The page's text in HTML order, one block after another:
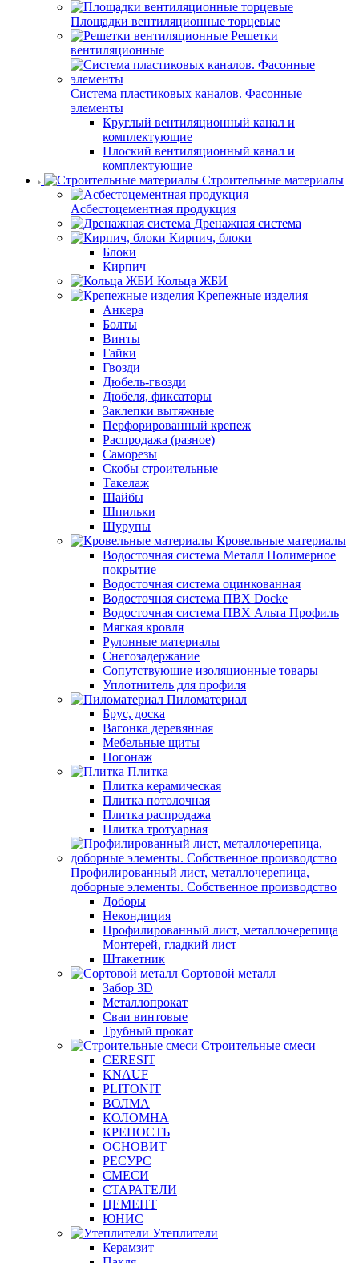
Площадки вентиляционные торцевые
Решетки
вентиляционные
Система пластиковых каналов. Фасонные
элементы
Круглый вентиляционный канал и
комплектующие
Плоский вентиляционный канал и
комплектующие
Строительные материалы
Асбестоцементная продукция
Дренажная система
Кирпич, блоки
Блоки
Кирпич
Кольца ЖБИ
Крепежные изделия
Анкера
Болты
Винты
Гайки
Гвозди
Дюбель-гвозди
Дюбеля, фиксаторы
Заклепки вытяжные
Перфорированный крепеж
Распродажа (разное)
Саморезы
Скобы строительные
Такелаж
Шайбы
Шпильки
Шурупы
Кровельные материалы
Водосточная система Металл Полимерное
покрытие
Водосточная система оцинкованная
Водосточная система ПВХ Docke
Водосточная система ПВХ Альта Профиль
Мягкая кровля
Рулонные материалы
Снегозадержание
Сопутствуюшие изоляционные товары
Уплотнитель для профиля
Пиломатериал
Брус, доска
Вагонка деревянная
Мебельные щиты
Погонаж
Плитка
Плитка керамическая
Плитка потолочная
Плитка распродажа
Плитка тротуарная
Профилированный лист, металлочерепица,
доборные элементы. Собственное производство
Доборы
Некондиция
Профилированный лист, металлочерепица
Монтерей, гладкий лист
Штакетник
Сортовой металл
Забор 3D
Металлопрокат
Сваи винтовые
Трубный прокат
Строительные смеси
CERESIT
KNAUF
PLITONIT
ВОЛМА
КОЛОМНА
КРЕПОСТЬ
ОСНОВИТ
РЕСУРС
СМЕСИ
СТАРАТЕЛИ
ЦЕМЕНТ
ЮНИС
Утеплители
Керамзит